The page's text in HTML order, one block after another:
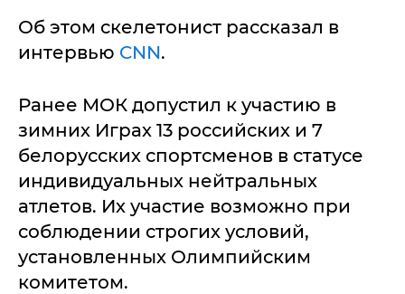
Об этом скелетонист рассказал в
интервью CNN.
Ранее МОК допустил к участию в
зимних Играх 13 российских и 7
белорусских спортсменов в статусе
индивидуальных нейтральных
атлетов. Их участие возможно при
соблюдении строгих условий,
установленных Олимпийским
комитетом.